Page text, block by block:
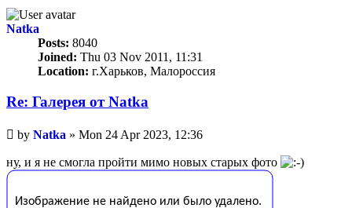
Natka
Posts: 8040
Joined: Thu 03 Nov 2011, 11:31
Location: г.Харьков, Малороссия
Re: Галерея от Natka
Unread
post
by Natka » Mon 24 Apr 2023, 12:36
ну, и я не смогла пройти мимо новых старых фото